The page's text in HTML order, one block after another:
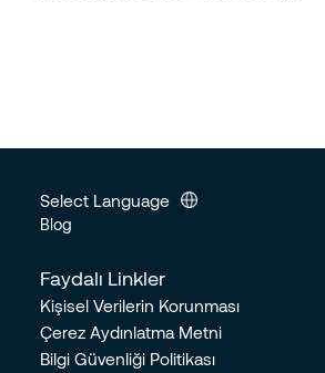
Select Language
Blog
Faydalı Linkler
Kişisel Verilerin Korunması
Çerez Aydınlatma Metni
Bilgi Güvenliği Politikası